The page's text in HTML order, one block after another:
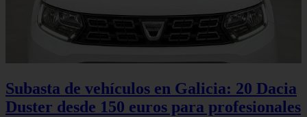
Subasta de vehículos en Galicia: 20 Dacia
Duster desde 150 euros para profesionales